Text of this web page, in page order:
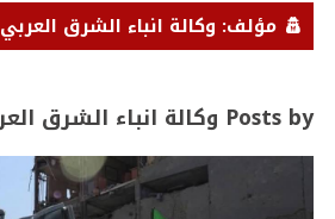
مؤلف: وكالة انباء الشرق العربي
Posts by وكالة انباء الشرق العربي: